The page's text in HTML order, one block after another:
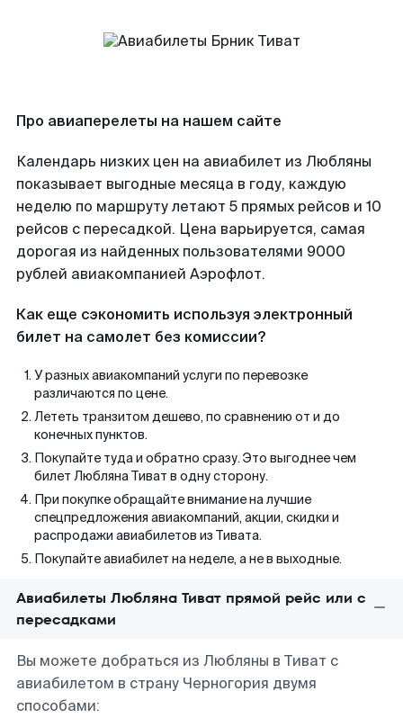
Про авиаперелеты на нашем сайте
Календарь низких цен на авиабилет из Любляны
показывает выгодные месяца в году, каждую
неделю по маршруту летают 5 прямых рейсов и 10
рейсов с пересадкой. Цена варьируется, самая
дорогая из найденных пользователями 9000
рублей авиакомпанией Аэрофлот.
Как еще сэкономить используя электронный
билет на самолет без комиссии?
У разных авиакомпаний услуги по перевозке
различаются по цене.
Лететь транзитом дешево, по сравнению от и до
конечных пунктов.
Покупайте туда и обратно сразу. Это выгоднее чем
билет Любляна Тиват в одну сторону.
При покупке обращайте внимание на лучшие
спецпредложения авиакомпаний, акции, скидки и
распродажи авиабилетов из Тивата.
Покупайте авиабилет на неделе, а не в выходные.
Авиабилеты Любляна Тиват прямой рейс или с
пересадками
Вы можете добраться из Любляны в Тиват с
авиабилетом в страну Черногория двумя
способами: